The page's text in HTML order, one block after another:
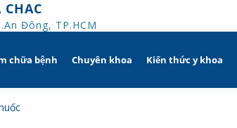
Đông, TP.HCM
chữa bệnh Chuyên khoa Kiến thức y khoa